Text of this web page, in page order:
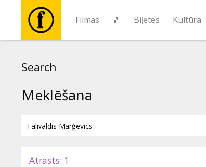
Filmas 🎵 Biļetes Kultūra
Search
Meklēšana
Atrasts: 1